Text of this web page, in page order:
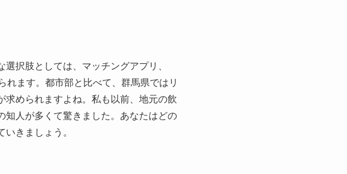
択肢としては、マッチングアプリ、
ます。都市部と比べて、群馬県ではリ
求められますよね。私も以前、地元の飲
知人が多くて驚きました。あなたはどの
きましょう。